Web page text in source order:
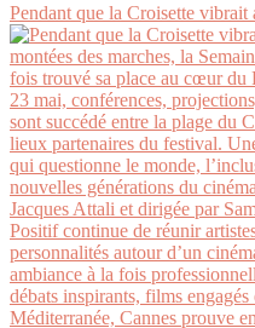
Pendant que la Croisette vibrait